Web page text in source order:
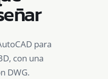
para
con una
DWG.